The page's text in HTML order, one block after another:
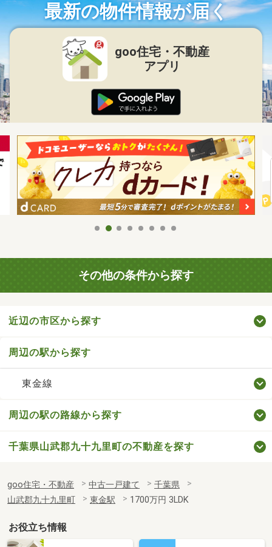
最新の物件情報が届く
goo住宅・不動産
アプリ
その他の条件から探す
近辺の市区から探す
周辺の駅から探す
東金線
周辺の駅の路線から探す
千葉県山武郡九十九里町の不動産を探す
goo住宅・不動産 中古一戸建て
千葉県
山武郡九十九里町
東金駅 1700万円 3LDK
お役立ち情報